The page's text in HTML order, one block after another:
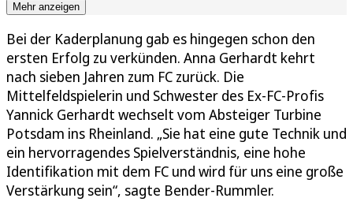
Mehr anzeigen
Bei der Kaderplanung gab es hingegen schon den
ersten Erfolg zu verkünden. Anna Gerhardt kehrt
nach sieben Jahren zum FC zurück. Die
Mittelfeldspielerin und Schwester des Ex-FC-Profis
Yannick Gerhardt wechselt vom Absteiger Turbine
Potsdam ins Rheinland. „Sie hat eine gute Technik und
ein hervorragendes Spielverständnis, eine hohe
Identifikation mit dem FC und wird für uns eine große
Verstärkung sein“, sagte Bender-Rummler.